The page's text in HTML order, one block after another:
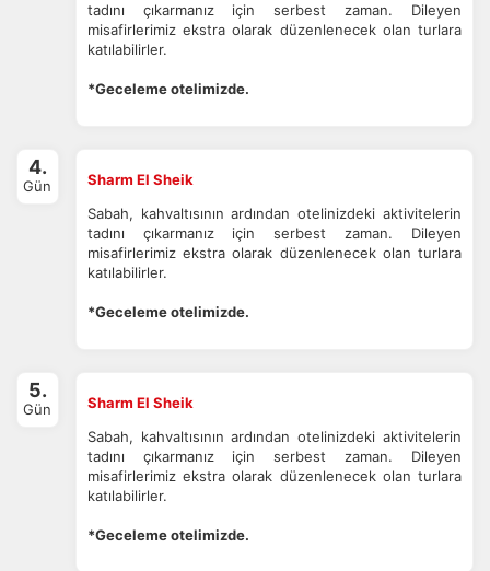
ÇEREZ KULLANIM AYARLARINIZ
Çerez tercihlerinizibelirleyin.
gizlilik koşullarını
inceleyebilirsiniz.
Oturum yönetimi, güvenlik ve temel site işlevleri için
devre dışı bırakılamaz.
tadını çıkarmanız için serbest zaman. Dileyen
misafirlerimiz ekstra olarak düzenlenecek olan turlara
katılabilirler.
*Geceleme otelimizde.
4.
Gün
Sharm El Sheik
Sabah, kahvaltısının ardından otelinizdeki aktivitelerin
tadını çıkarmanız için serbest zaman. Dileyen
misafirlerimiz ekstra olarak düzenlenecek olan turlara
katılabilirler.
*Geceleme otelimizde.
5.
Gün
Sharm El Sheik
Sabah, kahvaltısının ardından otelinizdeki aktivitelerin
tadını çıkarmanız için serbest zaman. Dileyen
misafirlerimiz ekstra olarak düzenlenecek olan turlara
katılabilirler.
*Geceleme otelimizde.